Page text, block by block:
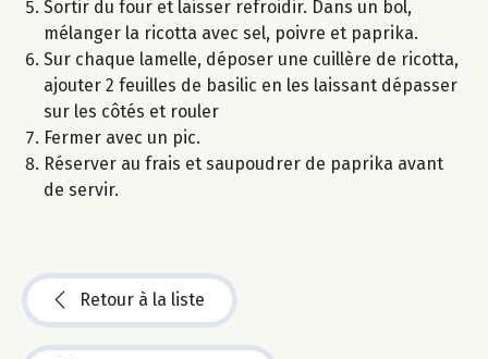
Sortir du four et laisser refroidir. Dans un bol,
mélanger la ricotta avec sel, poivre et paprika.
Sur chaque lamelle, déposer une cuillère de ricotta,
ajouter 2 feuilles de basilic en les laissant dépasser
sur les côtés et rouler
Fermer avec un pic.
Réserver au frais et saupoudrer de paprika avant
de servir.
Retour à la liste